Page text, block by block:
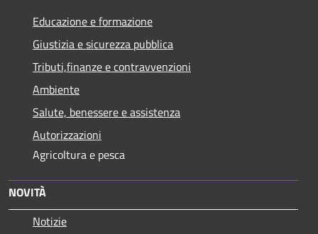
Educazione e formazione
Giustizia e sicurezza pubblica
Tributi,finanze e contravvenzioni
Ambiente
Salute, benessere e assistenza
Autorizzazioni
Agricoltura e pesca
NOVITÀ
Notizie